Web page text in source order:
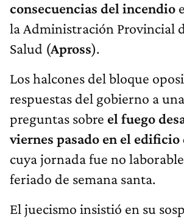
consecuencias del incendio
la Administración Provincial
Salud (Apross).
Los halcones del bloque
respuestas del gobierno a
preguntas sobre el fuego
viernes pasado en el edificio
cuya jornada fue no
feriado de semana santa.
El juecismo insistió en su